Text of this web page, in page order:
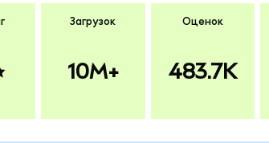
Загрузок
10M+
Оценок
483.7K